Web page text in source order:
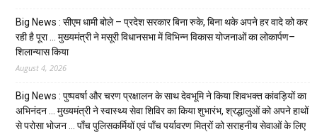
Big News : सीएम धामी बोले – प्रदेश सरकार बिना रुके, बिना थके अपने हर वादे को कर
रही है पूरा … मुख्यमंत्री ने मसूरी विधानसभा में विभिन्न विकास योजनाओं का लोकार्पण–
शिलान्यास किया
August 4, 2026
Big News : पुष्पवर्षा और चरण प्रक्षालन के साथ देवभूमि ने किया शिवभक्त कांवड़ियों का
अभिनंदन … मुख्यमंत्री ने स्वास्थ्य सेवा शिविर का किया शुभारंभ, श्रद्धालुओं को अपने हाथों
से परोसा भोजन … पाँच पुलिसकर्मियों एवं पाँच पर्यावरण मित्रों को सराहनीय सेवाओं के लिए